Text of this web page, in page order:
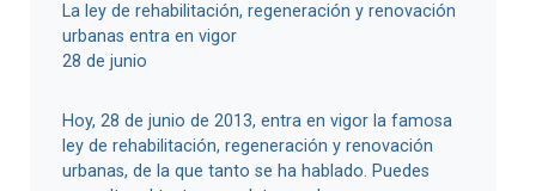
La ley de rehabilitación, regeneración y renovación
urbanas entra en vigor
28 de junio
Hoy, 28 de junio de 2013, entra en vigor la famosa
ley de rehabilitación, regeneración y renovación
urbanas, de la que tanto se ha hablado. Puedes